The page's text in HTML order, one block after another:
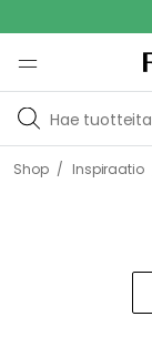
Shop / Inspiraatio